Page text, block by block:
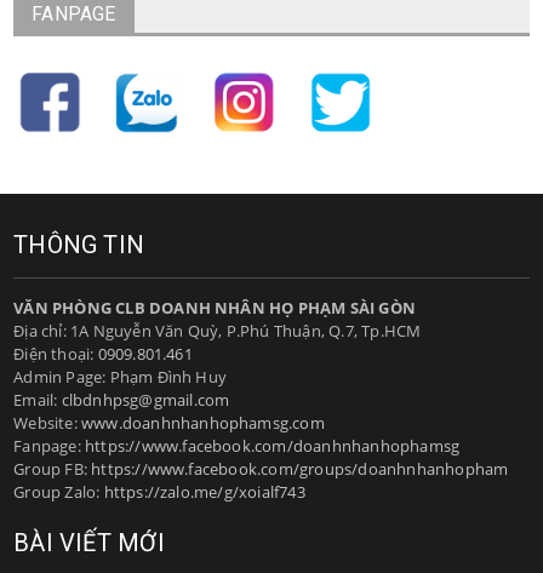
FANPAGE
THÔNG TIN
VĂN PHÒNG CLB DOANH NHÂN HỌ PHẠM SÀI GÒN
Địa chỉ: 1A Nguyễn Văn Quỳ, P.Phú Thuận, Q.7, Tp.HCM
Điện thoại: 0909.801.461
Admin Page: Phạm Đình Huy
Email: clbdnhpsg@gmail.com
Website:www.doanhnhanhophamsg.com
Fanpage: https://www.facebook.com/doanhnhanhophamsg
Group FB: https://www.facebook.com/groups/doanhnhanhopham
Group Zalo: https://zalo.me/g/xoialf743
BÀI VIẾT MỚI